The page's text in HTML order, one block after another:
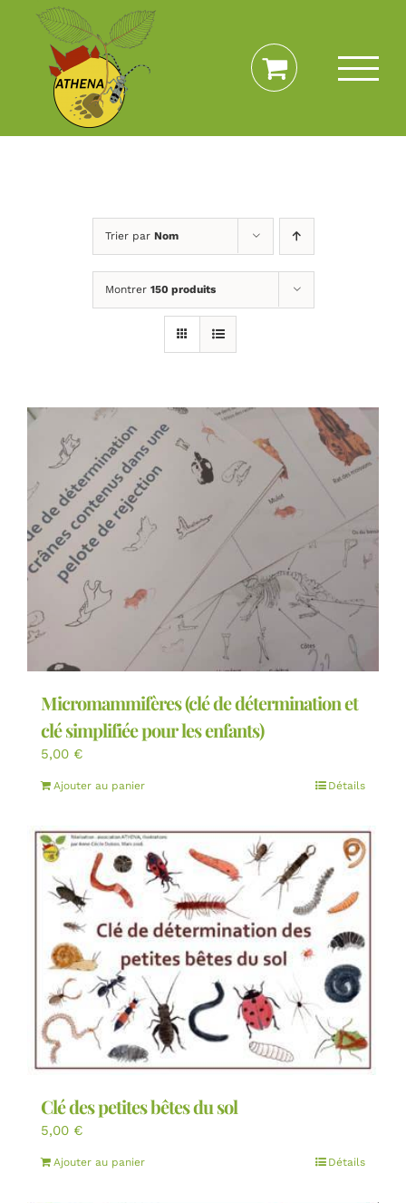
Passer
contenu
Trier par Nom
Montrer 150 produits
Micromammifères (clé de détermination et
clé simplifiée pour les enfants)
5,00 €
Ajouter au panier Détails
Clé des petites bêtes du sol
5,00 €
Ajouter au panier Détails